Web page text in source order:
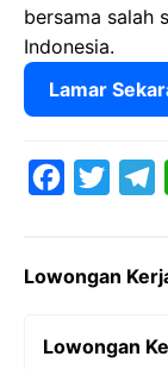
bersama salah
Indonesia.
Lamar
e
o
t
e
e
r
Lowongan
Lowongan